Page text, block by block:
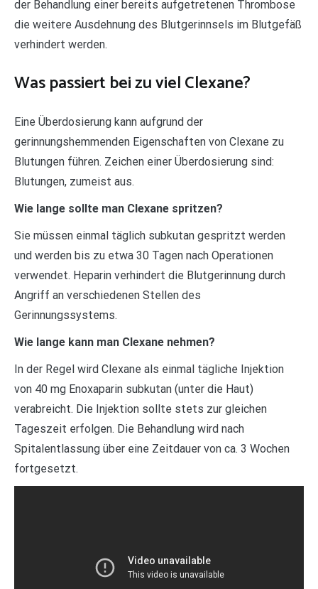
der Behandlung einer bereits aufgetretenen Thrombose
die weitere Ausdehnung des Blutgerinnsels im Blutgefäß
verhindert werden.
Was passiert bei zu viel Clexane?
Eine Überdosierung kann aufgrund der
gerinnungshemmenden Eigenschaften von Clexane zu
Blutungen führen. Zeichen einer Überdosierung sind:
Blutungen, zumeist aus.
Wie lange sollte man Clexane spritzen?
Sie müssen einmal täglich subkutan gespritzt werden
und werden bis zu etwa 30 Tagen nach Operationen
verwendet. Heparin verhindert die Blutgerinnung durch
Angriff an verschiedenen Stellen des
Gerinnungssystems.
Wie lange kann man Clexane nehmen?
In der Regel wird Clexane als einmal tägliche Injektion
von 40 mg Enoxaparin subkutan (unter die Haut)
verabreicht. Die Injektion sollte stets zur gleichen
Tageszeit erfolgen. Die Behandlung wird nach
Spitalentlassung über eine Zeitdauer von ca. 3 Wochen
fortgesetzt.